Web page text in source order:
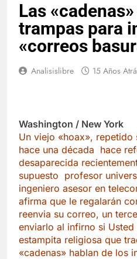
Las
trampas para
«correos
Analisislibre 15 Años
Washington / New York
Un viejo «hoax», repetido
hace una década hace
desaparecida
supuesto profesor
ingeniero asesor en
afirma que le regalarán
reenvia su correo, un
enviarlo al infirno si Usted
estampita religiosa que
«cadenas» hablan de los